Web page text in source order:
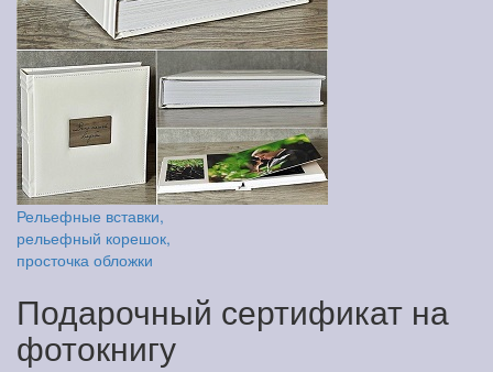
Рельефные вставки,
рельефный корешок,
просточка обложки
Подарочный сертификат на
фотокнигу